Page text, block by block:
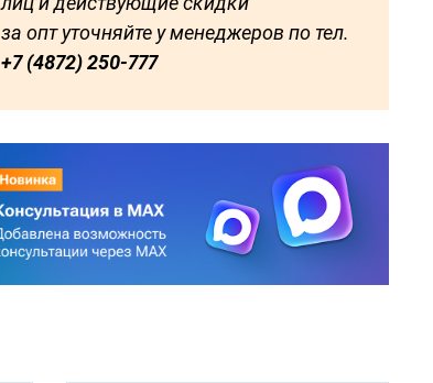
за опт уточняйте у менеджеров по тел.
+7 (4872) 250-777